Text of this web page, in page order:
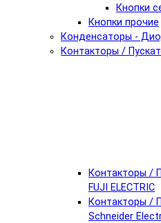
Кнопки
Кнопки прочие
Конденсаторы -
Контакторы /
Контакторы /
FUJI ELECTRIC
Контакторы /
Schneider